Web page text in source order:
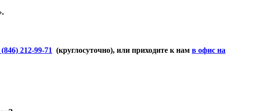
212-99-71 (круглосуточно), или приходите к нам в офис на